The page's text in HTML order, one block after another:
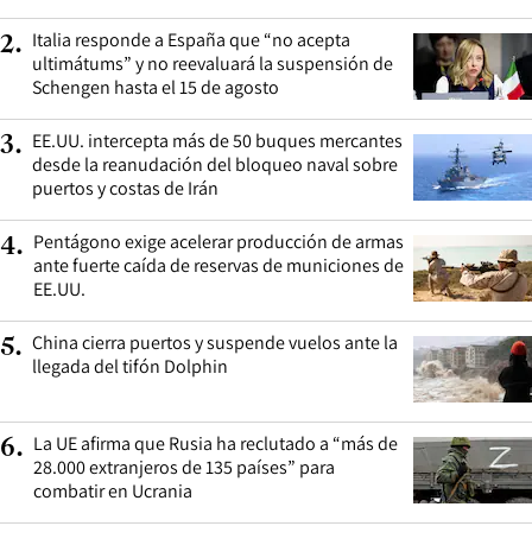
2. Italia responde a España que “no acepta
ultimátums” y no reevaluará la suspensión de
Schengen hasta el 15 de agosto
3. EE.UU. intercepta más de 50 buques mercantes
desde la reanudación del bloqueo naval sobre
puertos y costas de Irán
4. Pentágono exige acelerar producción de armas
ante fuerte caída de reservas de municiones de
EE.UU.
5. China cierra puertos y suspende vuelos ante la
llegada del tifón Dolphin
6. La UE afirma que Rusia ha reclutado a “más de
28.000 extranjeros de 135 países” para
combatir en Ucrania